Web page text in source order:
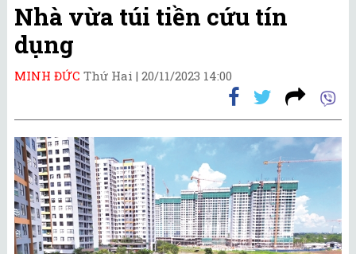
Nhà vừa túi tiền cứu tín
dụng
MINH ĐỨC Thứ Hai | 20/11/2023 14:00